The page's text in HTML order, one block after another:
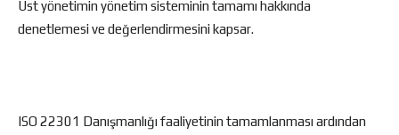
Üst yönetimin yönetim sisteminin tamamı hakkında
denetlemesi ve değerlendirmesini kapsar.
ISO 22301 Danışmanlığı faaliyetinin tamamlanması ardından